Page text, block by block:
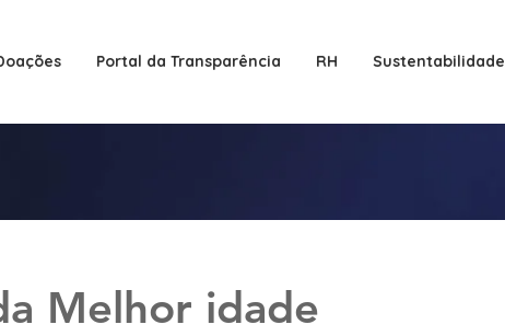
Portal da Transparência RH Sustentabilidade
Melhor idade